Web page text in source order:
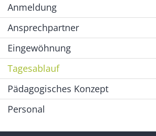
Anmeldung
Ansprechpartner
Eingewöhnung
Tagesablauf
Pädagogisches Konzept
Personal